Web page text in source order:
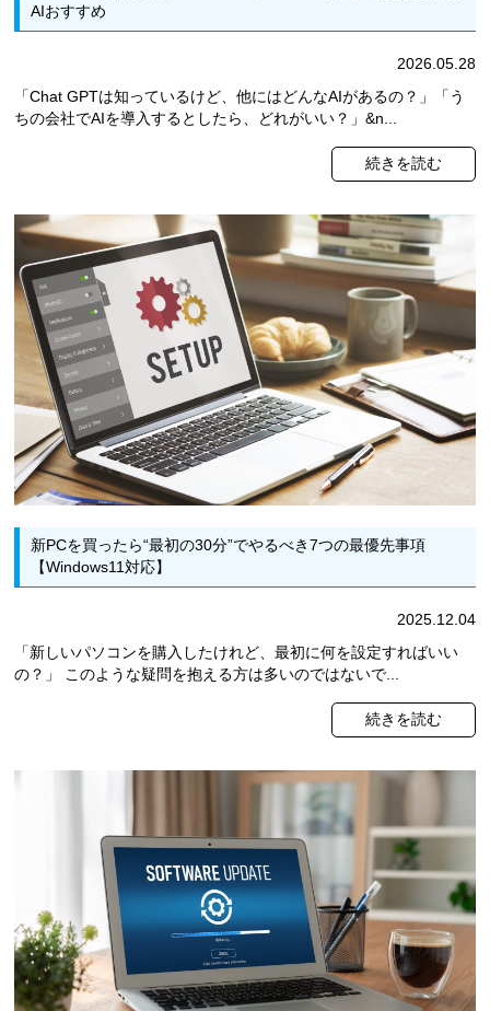
AIおすすめ
2026.05.28
「Chat GPTは知っているけど、他にはどんなAIがあるの？」「う
ちの会社でAIを導入するとしたら、どれがいい？」&n...
続きを読む
新PCを買ったら“最初の30分”でやるべき7つの最優先事項
【Windows11対応】
2025.12.04
「新しいパソコンを購入したけれど、最初に何を設定すればいい
の？」 このような疑問を抱える方は多いのではないで...
続きを読む